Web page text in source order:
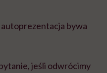
bywa
jeśli odwrócimy